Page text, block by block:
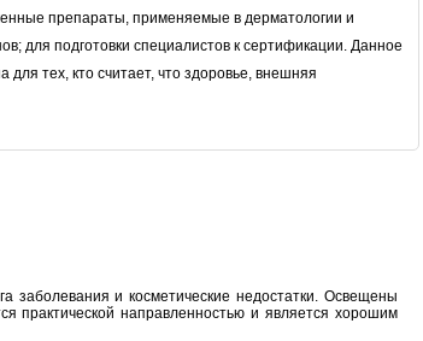
препараты, применяемые в дерматологии и
для подготовки специалистов к сертификации. Данное
тех, кто считает, что здоровье, внешняя
заболевания и косметические недостатки. Освещены
практической направленностью и является хорошим